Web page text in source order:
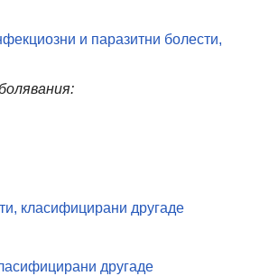
и паразитни болести,
класифицирани другаде
другаде